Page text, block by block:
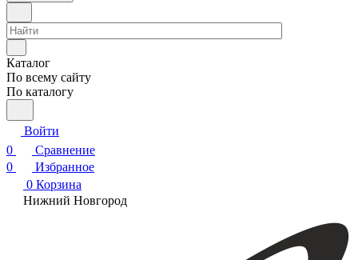
Каталог
По всему сайту
По каталогу
Войти
0
Сравнение
0
Избранное
0 Корзина
Нижний Новгород